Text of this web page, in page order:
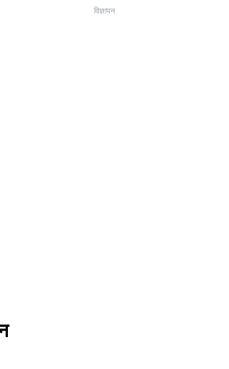
विज्ञापन